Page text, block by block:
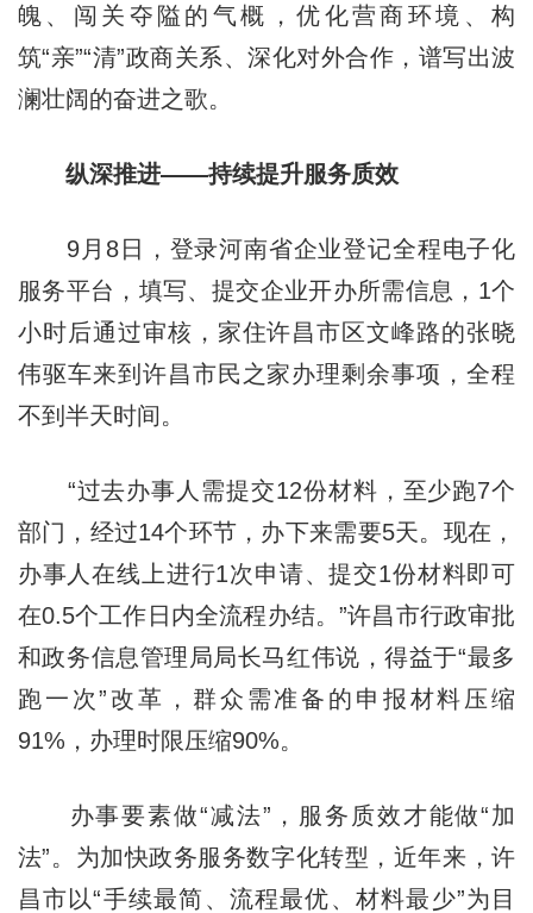
魄、闯关夺隘的气概，优化营商环境、构
筑“亲”“清”政商关系、深化对外合作，谱写出波
澜壮阔的奋进之歌。
纵深推进——持续提升服务质效
9月8日，登录河南省企业登记全程电子化
服务平台，填写、提交企业开办所需信息，1个
小时后通过审核，家住许昌市区文峰路的张晓
伟驱车来到许昌市民之家办理剩余事项，全程
不到半天时间。
“过去办事人需提交12份材料，至少跑7个
部门，经过14个环节，办下来需要5天。现在，
办事人在线上进行1次申请、提交1份材料即可
在0.5个工作日内全流程办结。”许昌市行政审批
和政务信息管理局局长马红伟说，得益于“最多
跑一次”改革，群众需准备的申报材料压缩
91%，办理时限压缩90%。
办事要素做“减法”，服务质效才能做“加
法”。为加快政务服务数字化转型，近年来，许
昌市以“手续最简、流程最优、材料最少”为目